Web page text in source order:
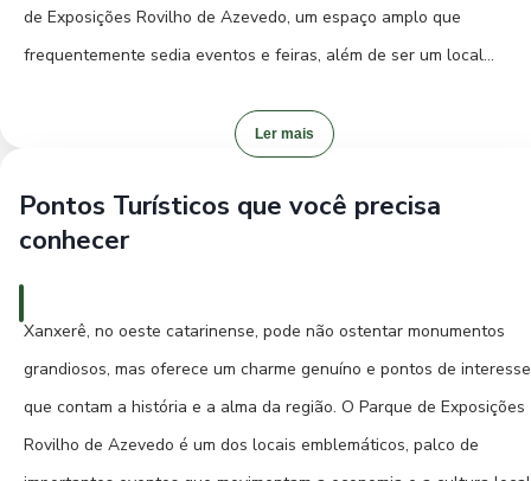
de Exposições Rovilho de Azevedo, um espaço amplo que
frequentemente sedia eventos e feiras, além de ser um local
arredores da cidade guardam paisagens bucólicas que convidam a
A noite em Xanxerê pode ser aproveitada em seus restaurantes e
ambiente acolhedor. Visitar um centro tradicionalista gaúcho
uma experiência cultural imperdível, onde você pode vivenciar a
música, as danças e a hospitalidade sulista. Para quem gosta de
eventos, vale a pena conferir a agenda cultural da cidade, pois
Xanxerê costuma ter programações interessantes ao longo do
Ler mais
Pontos Turísticos que você precisa
conhecer
Xanxerê, no oeste catarinense, pode não ostentar monumentos
grandiosos, mas oferece um charme genuíno e pontos de interesse
que contam a história e a alma da região. O Parque de Exposições
Rovilho de Azevedo é um dos locais emblemáticos, palco de